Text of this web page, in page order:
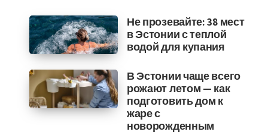
Не прозевайте: 38 мест
в Эстонии с теплой
водой для купания
В Эстонии чаще всего
рожают летом — как
подготовить дом к
жаре с
новорожденным